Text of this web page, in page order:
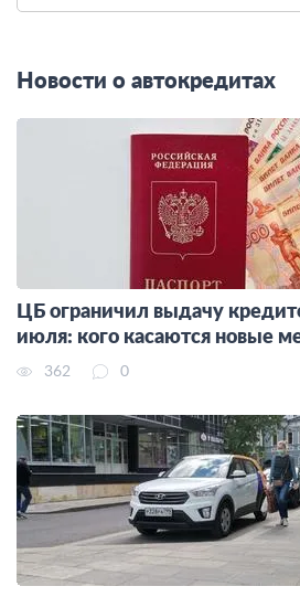
Новости о автокредитах
ЦБ ограничил выдачу
июля: кого касаются новые
362 0